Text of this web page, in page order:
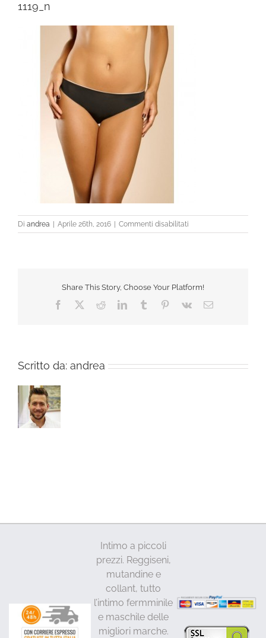
1119_n
Di andrea Aprile 26th, 2016 Commenti disabilitati
1119_n
Share This Story, Choose Your Platform!
Facebook RedditLinkedInTumblr Pinterest
Vk Email
Scritto da: andrea
Intimo a piccoli
prezzi. Reggiseni,
mutandine e
collant, tutto
l’intimo fermminile
e maschile delle
migliori marche.